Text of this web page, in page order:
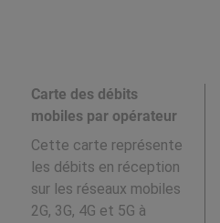
Carte des débits
mobiles par opérateur
Cette carte représente
les débits en réception
sur les réseaux mobiles
2G, 3G, 4G et 5G à